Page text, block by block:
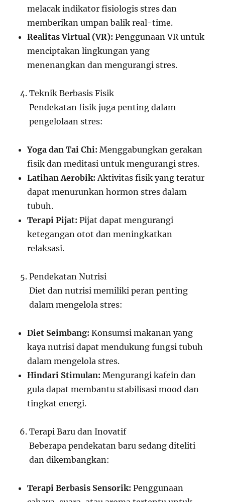
melacak indikator fisiologis stres dan
memberikan umpan balik real-time.
Realitas Virtual (VR): Penggunaan VR untuk
menciptakan lingkungan yang
menenangkan dan mengurangi stres.
Teknik Berbasis Fisik
Pendekatan fisik juga penting dalam
pengelolaan stres:
Yoga dan Tai Chi: Menggabungkan gerakan
fisik dan meditasi untuk mengurangi stres.
Latihan Aerobik: Aktivitas fisik yang teratur
dapat menurunkan hormon stres dalam
tubuh.
Terapi Pijat: Pijat dapat mengurangi
ketegangan otot dan meningkatkan
relaksasi.
Pendekatan Nutrisi
Diet dan nutrisi memiliki peran penting
dalam mengelola stres:
Diet Seimbang: Konsumsi makanan yang
kaya nutrisi dapat mendukung fungsi tubuh
dalam mengelola stres.
Hindari Stimulan: Mengurangi kafein dan
gula dapat membantu stabilisasi mood dan
tingkat energi.
Terapi Baru dan Inovatif
Beberapa pendekatan baru sedang diteliti
dan dikembangkan:
Terapi Berbasis Sensorik: Penggunaan